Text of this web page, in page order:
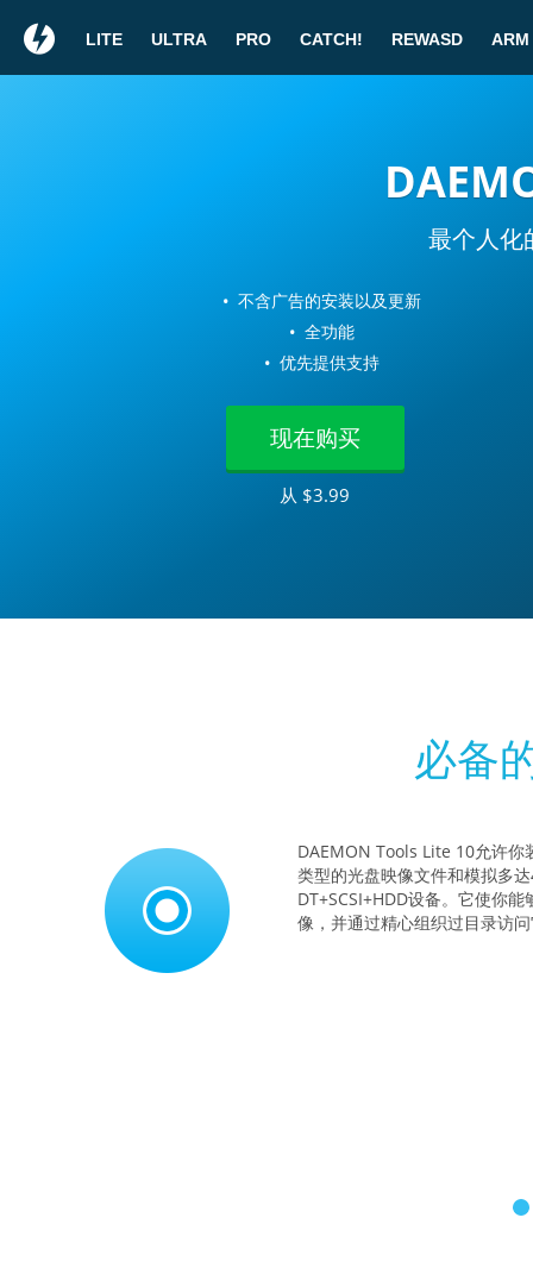
LITE ULTRA PRO CATCH! REWASD ARM
最个人化
不含广告的安装以及更新
全功能
优先提供支持
现在购买
从 $3.99
必备
DAEMON Tools Lite 10允许你
类型的光盘映像文件和模拟多
DT+SCSI+HDD设备。它使你
像，并通过精心组织过目录访
映像编辑器
频CD的新映像。